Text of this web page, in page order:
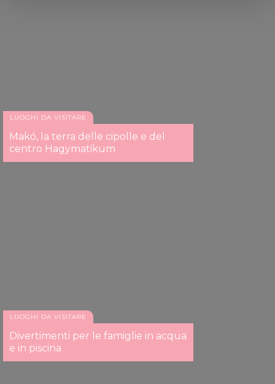
of their services.
LUOGHI DA VISITARE
Makó, la terra delle cipolle e del
centro Hagymatikum
LUOGHI DA VISITARE
Divertimenti per le famiglie in acqua
e in piscina